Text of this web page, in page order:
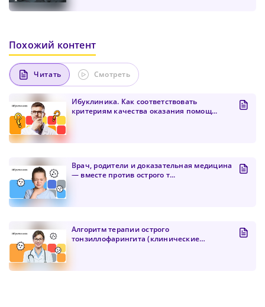
Похожий контент
Читать Смотреть
Ибуклиника. Как соответствовать
критериям качества оказания помощ...
Врач, родители и доказательная медицина
— вместе против острого т...
Алгоритм терапии острого
тонзиллофарингита (клинические